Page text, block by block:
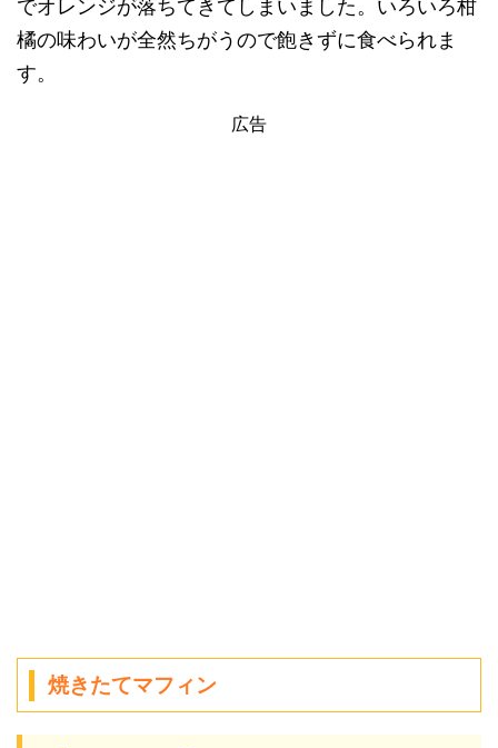
でオレンジが落ちてきてしまいました。いろいろ柑
橘の味わいが全然ちがうので飽きずに食べられま
す。
広告
焼きたてマフィン